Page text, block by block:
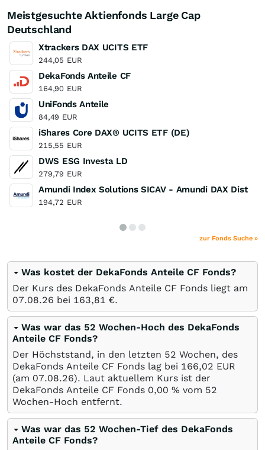
Meistgesuchte Aktienfonds Large Cap
Deutschland
Xtrackers DAX UCITS ETF
244,05 EUR
DekaFonds Anteile CF
164,90 EUR
UniFonds Anteile
84,49 EUR
iShares Core DAX® UCITS ETF (DE)
215,55 EUR
DWS ESG Investa LD
279,79 EUR
Amundi Index Solutions SICAV - Amundi DAX Dist
194,72 EUR
zur Fonds Suche »
Was kostet der DekaFonds Anteile CF Fonds?
Der Kurs des DekaFonds Anteile CF Fonds liegt am
07.08.26 bei 163,81 €.
Was war das 52 Wochen-Hoch des DekaFonds
Anteile CF Fonds?
Der Höchststand, in den letzten 52 Wochen, des
DekaFonds Anteile CF Fonds lag bei 166,02 EUR
(am 07.08.26). Laut aktuellem Kurs ist der
DekaFonds Anteile CF Fonds 0,00 % vom 52
Wochen-Hoch entfernt.
Was war das 52 Wochen-Tief des DekaFonds
Anteile CF Fonds?